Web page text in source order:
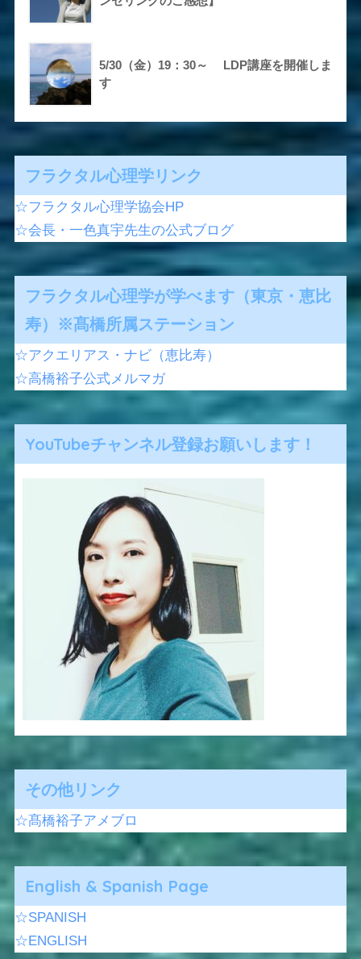
5/30（金）19：30～ LDP講座を開催しま
す
フラクタル心理学リンク
☆フラクタル心理学協会HP
☆会長・一色真宇先生の公式ブログ
フラクタル心理学が学べます（東京・恵比
寿）※髙橋所属ステーション
☆アクエリアス・ナビ（恵比寿）
☆高橋裕子公式メルマガ
YouTubeチャンネル登録お願いします！
その他リンク
☆髙橋裕子アメブロ
English & Spanish Page
☆SPANISH
☆ENGLISH